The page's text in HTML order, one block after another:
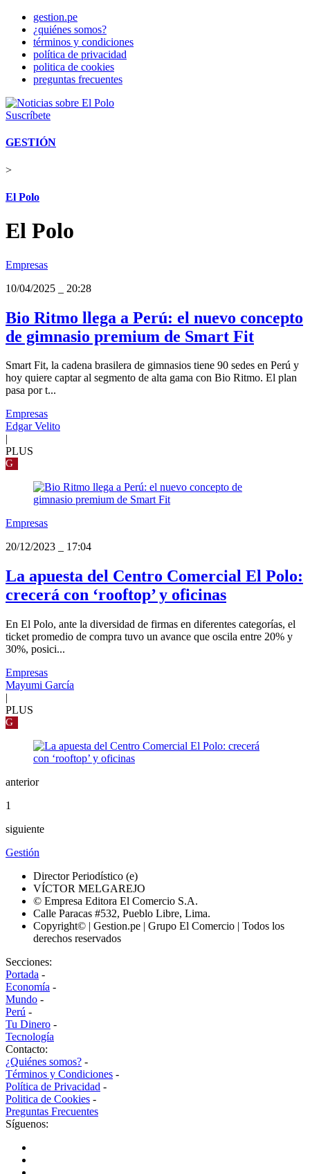
gestion.pe
¿quiénes somos?
términos y condiciones
política de privacidad
politica de cookies
preguntas frecuentes
Suscríbete
GESTIÓN
>
El Polo
El Polo
Empresas
10/04/2025
20:28
Bio Ritmo llega a Perú: el nuevo concepto
de gimnasio premium de Smart Fit
Smart Fit, la cadena brasilera de gimnasios tiene 90 sedes en Perú y
hoy quiere captar al segmento de alta gama con Bio Ritmo. El plan
pasa por t...
Empresas
Edgar Velito
PLUS
G
Empresas
20/12/2023
17:04
La apuesta del Centro Comercial El Polo:
crecerá con ‘rooftop’ y oficinas
En El Polo, ante la diversidad de firmas en diferentes categorías, el
ticket promedio de compra tuvo un avance que oscila entre 20% y
30%, posici...
Empresas
Mayumi García
|
PLUS
G
anterior
1
siguiente
Gestión
Director Periodístico (e)
VÍCTOR MELGAREJO
© Empresa Editora El Comercio S.A.
Calle Paracas #532, Pueblo Libre, Lima.
Copyright© | Gestion.pe | Grupo El Comercio | Todos los
derechos reservados
Secciones:
Portada -
Economía -
Mundo -
Perú -
Tu Dinero -
Tecnología
Contacto:
¿Quiénes somos? -
Términos y Condiciones -
Política de Privacidad -
Politica de Cookies -
Preguntas Frecuentes
Síguenos: